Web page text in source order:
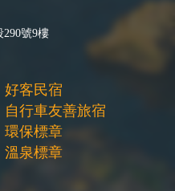
290號9樓
好客民宿
自行車友善旅宿
環保標章
溫泉標章